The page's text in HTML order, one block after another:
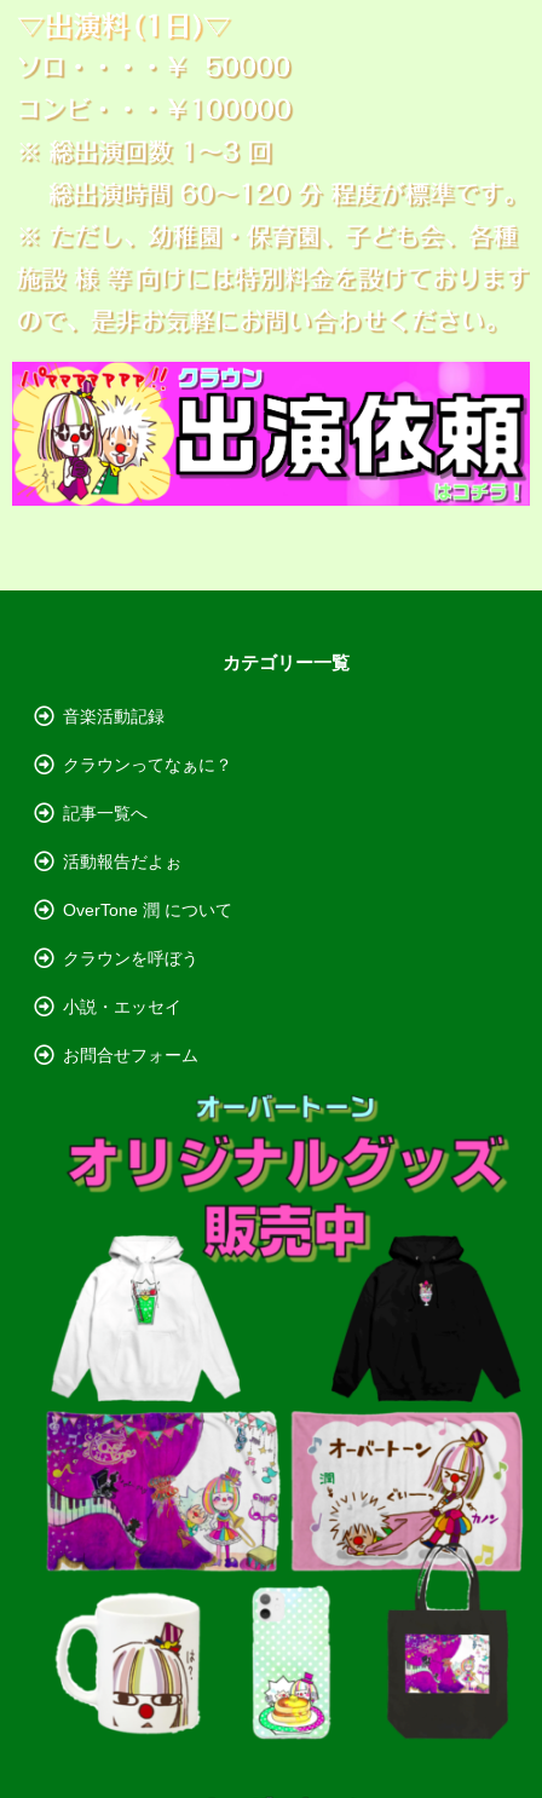
カテゴリー一覧
音楽活動記録
クラウンってなぁに？
記事一覧へ
活動報告だよぉ
OverTone 潤 について
クラウンを呼ぼう
小説・エッセイ
お問合せフォーム